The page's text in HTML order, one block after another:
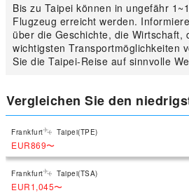
Bis zu Taipei können in ungefähr
Flugzeug erreicht werden.
über die Geschichte, die Wirtschaft,
wichtigsten Transportmöglichkeiten
Sie die Taipei-Reise auf sinnvolle
Vergleichen Sie den
Frankfurt Taipei(TPE)
EUR869〜
Frankfurt Taipei(TSA)
EUR1,045〜